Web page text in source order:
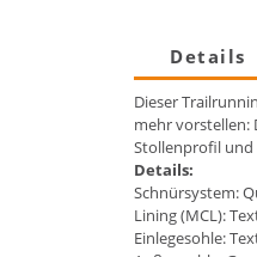
Details
Dieser
mehr vorstellen:
Stollenprofil und
Details:
Schnürsystem:
Lining (MCL):
Einlegesohle: